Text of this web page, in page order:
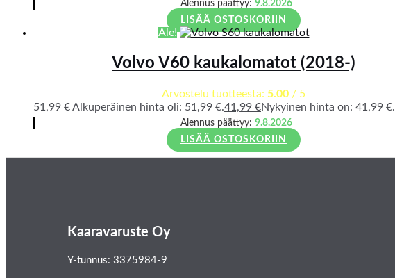
Alennus päättyy: 9.8.2026
LISÄÄ OSTOSKORIIN
Ale!
Volvo V60 kaukalomatot (2018-)
Arvostelu tuotteesta: 5.00 / 5
51,99€Alkuperäinen hinta oli: 51,99 €.41,99 €Nykyinen hinta on: 41,99 €.
Alennus päättyy: 9.8.2026
LISÄÄ OSTOSKORIIN
Kaaravaruste Oy
Y-tunnus: 3375984-9